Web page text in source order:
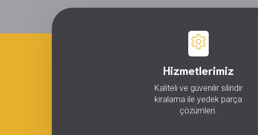
Hizmetlerimiz
Kaliteli ve güvenilir silindir
kiralama ile yedek parça
çözümleri.